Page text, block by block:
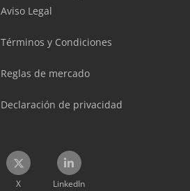
Aviso Legal
Términos y Condiciones
Reglas de mercado
Declaración de privacidad
X LinkedIn